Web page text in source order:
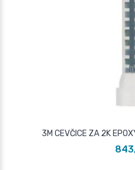
3M CEVČICE ZA 2K